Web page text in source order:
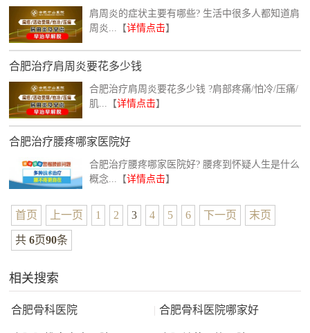
肩周炎的症状主要有哪些? 生活中很多人都知道肩
周炎...【详情点击】
合肥治疗肩周炎要花多少钱
合肥治疗肩周炎要花多少钱 ?肩部疼痛/怕冷/压痛/
肌...【详情点击】
合肥治疗腰疼哪家医院好
合肥治疗腰疼哪家医院好? 腰疼到怀疑人生是什么
概念...【详情点击】
首页 上一页 1 2 3 4 5 6 下一页 末页
共6页90条
相关搜索
合肥骨科医院 | 合肥骨科医院哪家好